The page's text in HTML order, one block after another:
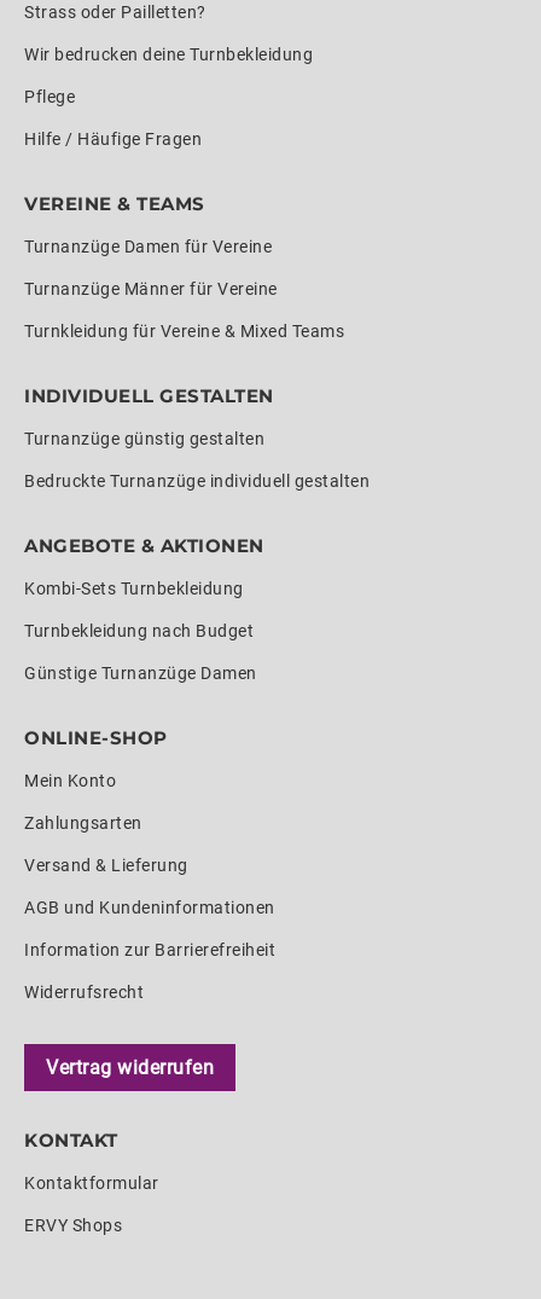
Strass oder Pailletten?
Wir bedrucken deine Turnbekleidung
Pflege
Hilfe / Häufige Fragen
VEREINE & TEAMS
Turnanzüge Damen für Vereine
Turnanzüge Männer für Vereine
Turnkleidung für Vereine & Mixed Teams
INDIVIDUELL GESTALTEN
Turnanzüge günstig gestalten
Bedruckte Turnanzüge individuell gestalten
ANGEBOTE & AKTIONEN
Kombi-Sets Turnbekleidung
Turnbekleidung nach Budget
Günstige Turnanzüge Damen
ONLINE-SHOP
Mein Konto
Zahlungsarten
Versand & Lieferung
AGB und Kundeninformationen
Information zur Barrierefreiheit
Widerrufsrecht
Vertrag widerrufen
KONTAKT
Kontaktformular
ERVY Shops